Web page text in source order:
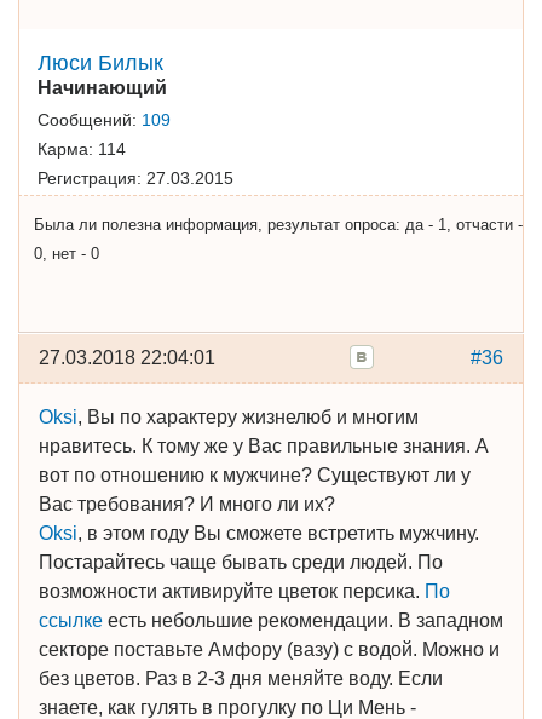
Люси Билык
Начинающий
Сообщений: 109
Карма: 114
Регистрация: 27.03.2015
Была ли полезна информация, результат опроса: да - 1, отчасти -
0, нет - 0
#36
27.03.2018 22:04:01
Oksi, Вы по характеру жизнелюб и многим
нравитесь. К тому же у Вас правильные знания. А
вот по отношению к мужчине? Существуют ли у
Вас требования? И много ли их?
Oksi, в этом году Вы сможете встретить мужчину.
Постарайтесь чаще бывать среди людей. По
возможности активируйте цветок персика. По
ссылке есть небольшие рекомендации. В западном
секторе поставьте Амфору (вазу) с водой. Можно и
без цветов. Раз в 2-3 дня меняйте воду. Если
знаете, как гулять в прогулку по Ци Мень -